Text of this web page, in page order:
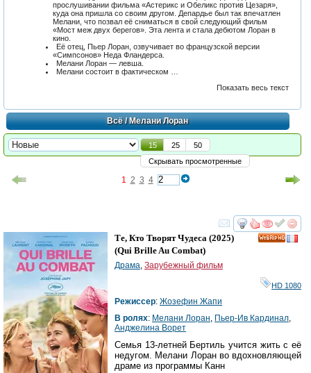
прослушивании фильма «Астерикс и Обеликс против Цезаря»,
куда она пришла со своим другом. Депардье был так впечатлен
Мелани, что позвал её сниматься в свой следующий фильм
«Мост меж двух берегов». Эта лента и стала дебютом Лоран в
кино.
Её отец, Пьер Лоран, озвучивает во французской версии
«Симпсонов» Неда Фландерса.
Мелани Лоран — левша.
Мелани состоит в фактическом …
Показать весь текст
Всё/ Мелани Лоран
15 25
50
Скрывать просмотренные
1 2 3 4
смотреть
Те, Кто Творят Чудеса (2025)
(Qui Brille Au Combat)
Драма Зарубежный фильм
HD 1080
Режиссер: Жозефин Жапи
В ролях: Мелани Лоран Пьер-Ив Кардинал
Анджелина Ворет
Семья 13-летней Бертиль учится жить с её
недугом. Мелани Лоран во вдохновляющей
драме из программы Канн